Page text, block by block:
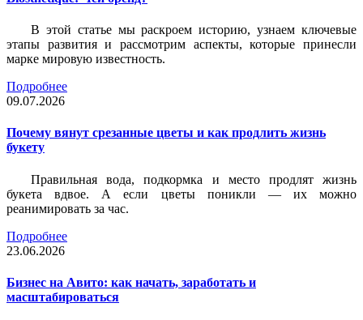
В этой статье мы раскроем историю, узнаем ключевые
этапы развития и рассмотрим аспекты, которые принесли
марке мировую известность.
Подробнее
09.07.2026
Почему вянут срезанные цветы и как продлить жизнь
букету
Правильная вода, подкормка и место продлят жизнь
букета вдвое. А если цветы поникли — их можно
реанимировать за час.
Подробнее
23.06.2026
Бизнес на Авито: как начать, заработать и
масштабироваться